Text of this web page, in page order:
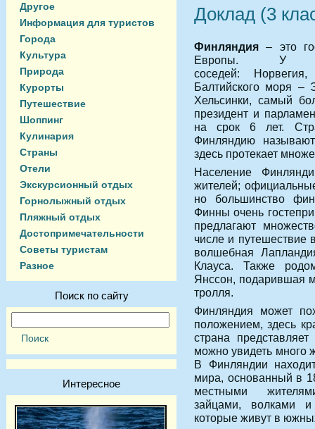
Другое
Информация для туристов
Города
Культура
Природа
Курорты
Путешествие
Шоппинг
Кулинария
Страны
Отели
Экскурсионный отдых
Горнолыжный отдых
Пляжный отдых
Достопримечательности
Советы туристам
Разное
Поиск по сайту
Интересное
Доклад (3
Финляндия – это
Европы. У
соседей:
Балтийского моря –
Хельсинки, самый
президент и
на срок 6 лет.
Финляндию
здесь протекает
Население
жителей;
но большинство
Финны очень
предлагают
числе и путешествие
волшебная
Клауса. Также
Янссон, подарившая
тролля.
Финляндия может
положением, здесь
страна
можно увидеть много
В Финляндии
мира, основанный в
местными
зайцами, волками
которые живут в